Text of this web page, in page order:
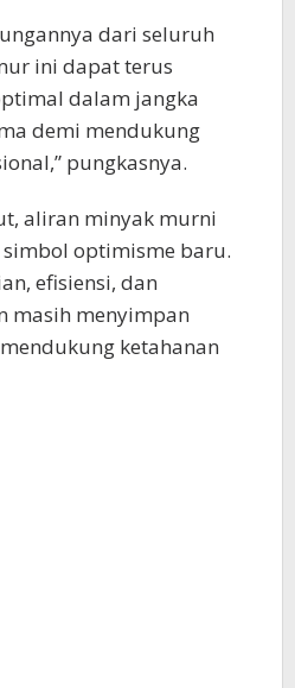
dari seluruh
ini dapat terus
dalam jangka
demi mendukung
pungkasnya.
aliran minyak murni
optimisme baru.
efisiensi, dan
masih menyimpan
ketahanan